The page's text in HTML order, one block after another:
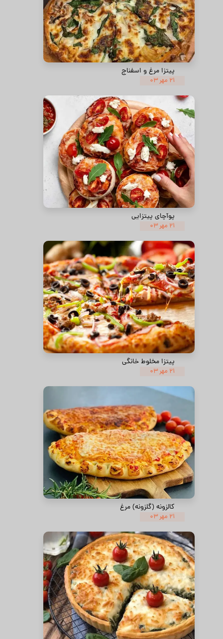
پیتزا مرغ و اسفناج
۲۱ مهر ۰۳
پوآچای پیتزایی
۲۱ مهر ۰۳
پیتزا مخلوط خانگی
۲۱ مهر ۰۳
کالزونه (گلزونه) مرغ
۲۱ مهر ۰۳